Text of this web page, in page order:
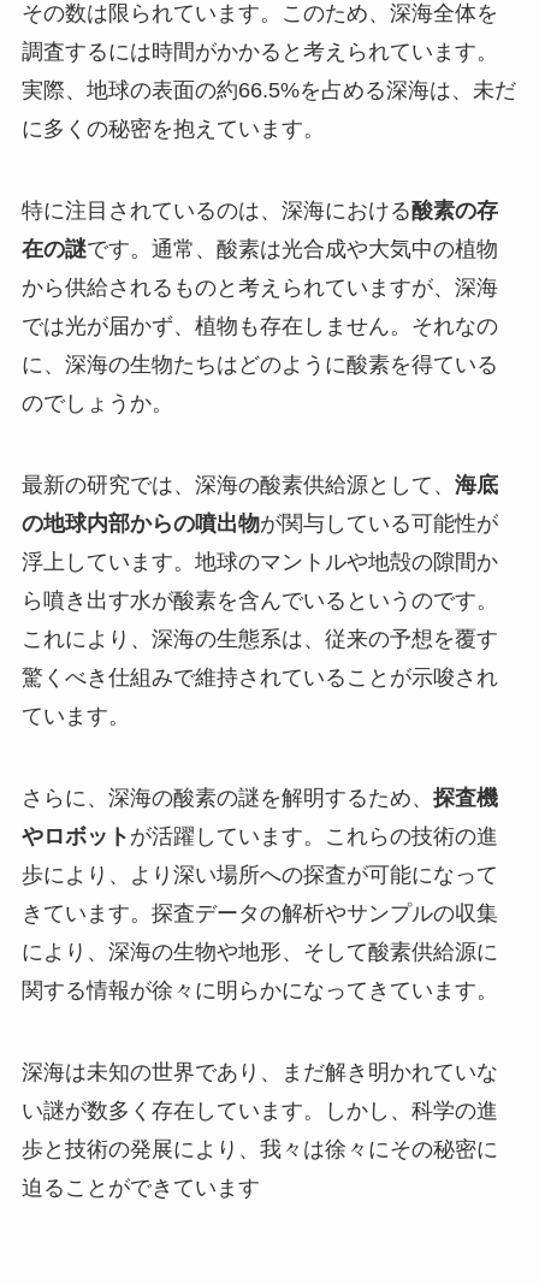
その数は限られています。このため、深海全体を
調査するには時間がかかると考えられています。
実際、地球の表面の約66.5%を占める深海は、未だ
に多くの秘密を抱えています。
特に注目されているのは、深海における酸素の存
在の謎です。通常、酸素は光合成や大気中の植物
から供給されるものと考えられていますが、深海
では光が届かず、植物も存在しません。それなの
に、深海の生物たちはどのように酸素を得ている
のでしょうか。
最新の研究では、深海の酸素供給源として、 海底
の地球内部からの噴出物が関与している可能性が
浮上しています。地球のマントルや地殻の隙間か
ら噴き出す水が酸素を含んでいるというのです。
これにより、深海の生態系は、従来の予想を覆す
驚くべき仕組みで維持されていることが示唆され
ています。
さらに、深海の酸素の謎を解明するため、 探査機
やロボット が活躍しています。これらの技術の進
歩により、より深い場所への探査が可能になって
きています。探査データの解析やサンプルの収集
により、深海の生物や地形、そして酸素供給源に
関する情報が徐々に明らかになってきています。
深海は未知の世界であり、まだ解き明かれていな
い謎が数多く存在しています。しかし、科学の進
歩と技術の発展により、我々は徐々にその秘密に
迫ることができています